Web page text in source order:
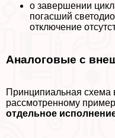
о завершении
погасший
отключение
Аналоговые с
Принципиальная схема
рассмотренному
отдельное